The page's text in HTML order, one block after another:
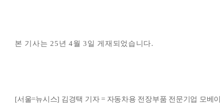
본 기사는 25년 4월 3일 게재되었습니다.
[서울=뉴시스] 김경택 기자 = 자동차용 전장부품 전문기업 모베